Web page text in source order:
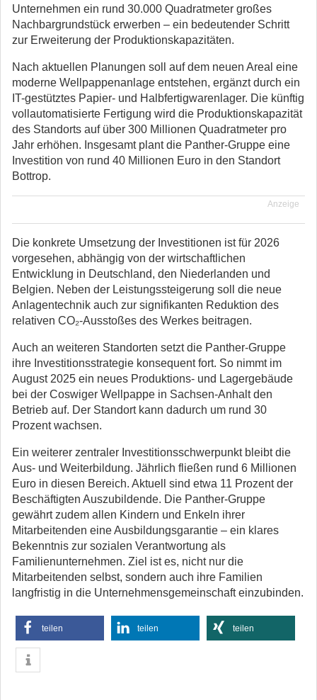
Unternehmen ein rund 30.000 Quadratmeter großes
Nachbargrundstück erwerben – ein bedeutender Schritt
zur Erweiterung der Produktionskapazitäten.
Nach aktuellen Planungen soll auf dem neuen Areal eine
moderne Wellpappenanlage entstehen, ergänzt durch ein
IT-gestütztes Papier- und Halbfertigwarenlager. Die künftig
vollautomatisierte Fertigung wird die Produktionskapazität
des Standorts auf über 300 Millionen Quadratmeter pro
Jahr erhöhen. Insgesamt plant die Panther-Gruppe eine
Investition von rund 40 Millionen Euro in den Standort
Bottrop.
Anzeige
Die konkrete Umsetzung der Investitionen ist für 2026
vorgesehen, abhängig von der wirtschaftlichen
Entwicklung in Deutschland, den Niederlanden und
Belgien. Neben der Leistungssteigerung soll die neue
Anlagentechnik auch zur signifikanten Reduktion des
relativen CO₂-Ausstoßes des Werkes beitragen.
Auch an weiteren Standorten setzt die Panther-Gruppe
ihre Investitionsstrategie konsequent fort. So nimmt im
August 2025 ein neues Produktions- und Lagergebäude
bei der Coswiger Wellpappe in Sachsen-Anhalt den
Betrieb auf. Der Standort kann dadurch um rund 30
Prozent wachsen.
Ein weiterer zentraler Investitionsschwerpunkt bleibt die
Aus- und Weiterbildung. Jährlich fließen rund 6 Millionen
Euro in diesen Bereich. Aktuell sind etwa 11 Prozent der
Beschäftigten Auszubildende. Die Panther-Gruppe
gewährt zudem allen Kindern und Enkeln ihrer
Mitarbeitenden eine Ausbildungsgarantie – ein klares
Bekenntnis zur sozialen Verantwortung als
Familienunternehmen. Ziel ist es, nicht nur die
Mitarbeitenden selbst, sondern auch ihre Familien
langfristig in die Unternehmensgemeinschaft einzubinden.
teilen teilen teilen